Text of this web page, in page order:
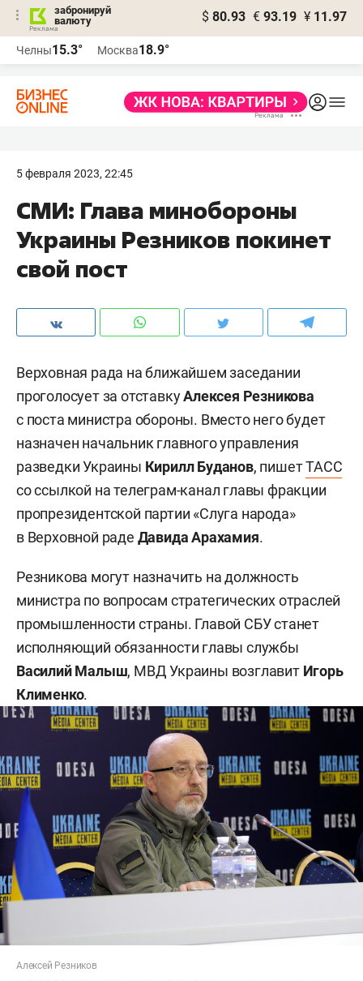
забронируй
валюту
$ 80.93 € 93.19 ¥ 11.97
Челны15.3° Москва18.9°
5 февраля 2023, 22:45
СМИ: Глава минобороны
Украины Резников покинет
свой пост
Верховная рада на ближайшем заседании
проголосует за отставкуАлексея Резникова
с поста министра обороны. Вместо него будет
назначен начальник главного управления
разведки Украины Кирилл Буданов, пишетТАСС
со ссылкой на телеграм-канал главы фракции
пропрезидентской партии «Слуга народа»
в Верховной раде Давида Арахамия.
Резникова могут назначить на должность
министра по вопросам стратегических отраслей
промышленности страны. Главой СБУ станет
исполняющий обязанности главы службы
Василий Малыш, МВД Украины возглавит Игорь
Клименко.
Алексей Резников